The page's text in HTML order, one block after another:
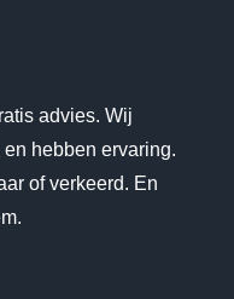
advies. Wij
hebben ervaring.
of verkeerd. En